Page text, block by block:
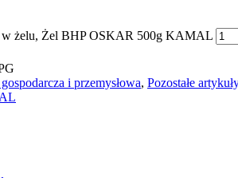
w żelu, Żel BHP OSKAR 500g KAMAL
i przemysłowa, Pozostałe